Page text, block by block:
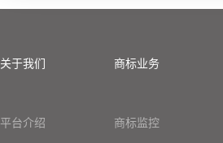
关于我们
平台介绍
商标业务
商标监控